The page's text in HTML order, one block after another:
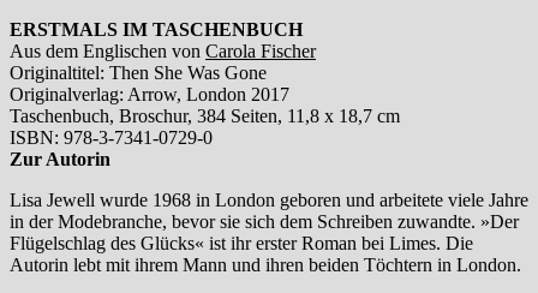
ERSTMALS IM TASCHENBUCH
Aus dem Englischen von Carola Fischer
Originaltitel: Then She Was Gone
Originalverlag: Arrow, London 2017
Taschenbuch, Broschur, 384 Seiten, 11,8 x 18,7 cm
ISBN: 978-3-7341-0729-0
Zur Autorin
Lisa Jewell wurde 1968 in London geboren und arbeitete viele Jahre
in der Modebranche, bevor sie sich dem Schreiben zuwandte. »Der
Flügelschlag des Glücks« ist ihr erster Roman bei Limes. Die
Autorin lebt mit ihrem Mann und ihren beiden Töchtern in London.